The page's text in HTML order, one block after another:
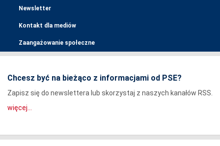
Newsletter
Kontakt dla mediów
Zaangażowanie społeczne
Chcesz być na bieżąco z informacjami od PSE?
Zapisz się do newslettera lub skorzystaj z naszych kanałów RSS.
więcej...